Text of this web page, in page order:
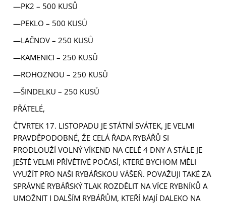
—PK2 – 500 KUSŮ
—PEKLO – 500 KUSŮ
—LAČNOV – 250 KUSŮ
—KAMENICI – 250 KUSŮ
—ROHOZNOU – 250 KUSŮ
—ŠINDELKU – 250 KUSŮ
PŘÁTELÉ,
ČTVRTEK 17. LISTOPADU JE STÁTNÍ SVÁTEK, JE VELMI
PRAVDĚPODOBNÉ, ŽE CELÁ ŘADA RYBÁŘŮ SI
PRODLOUŽÍ VOLNÝ VÍKEND NA CELÉ 4 DNY A STÁLE JE
JEŠTĚ VELMI PŘÍVĚTIVÉ POČASÍ, KTERÉ BYCHOM MĚLI
VYUŽÍT PRO NAŠI RYBÁŘSKOU VÁŠEŇ. POVAŽUJI TAKÉ ZA
SPRÁVNÉ RYBÁŘSKÝ TLAK ROZDĚLIT NA VÍCE RYBNÍKŮ A
UMOŽNIT I DALŠÍM RYBÁŘŮM, KTEŘÍ MAJÍ DALEKO NA